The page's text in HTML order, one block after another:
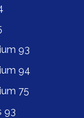
93
94
75
93